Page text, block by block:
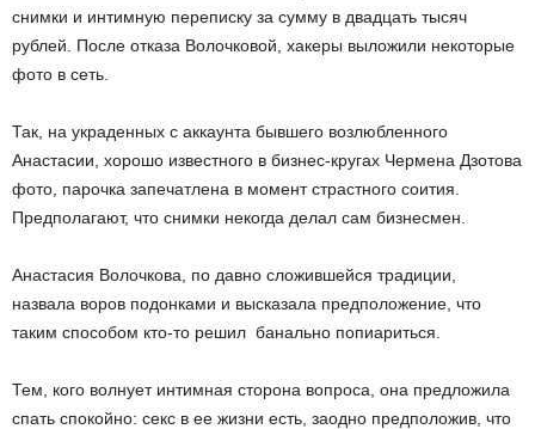
снимки и интимную переписку за сумму в двадцать тысяч
рублей. После отказа Волочковой, хакеры выложили некоторые
фото в сеть.
Так, на украденных с аккаунта бывшего возлюбленного
Анастасии, хорошо известного в бизнес-кругах Чермена Дзотова
фото, парочка запечатлена в момент страстного соития.
Предполагают, что снимки некогда делал сам бизнесмен.
Анастасия Волочкова, по давно сложившейся традиции,
назвала воров подонками и высказала предположение, что
таким способом кто-то решил банально попиариться.
Тем, кого волнует интимная сторона вопроса, она предложила
спать спокойно: секс в ее жизни есть, заодно предположив, что